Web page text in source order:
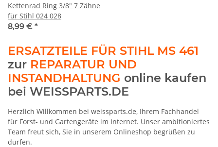
Kettenrad Ring 3/8" 7 Zähne
für Stihl 024 028
8,99 € *
ERSATZTEILE FÜR STIHL MS 461
zur REPARATUR UND
INSTANDHALTUNG online kaufen
bei WEISSPARTS.DE
Herzlich Willkommen bei weissparts.de, Ihrem Fachhandel
für Forst- und Gartengeräte im Internet. Unser ambitioniertes
Team freut sich, Sie in unserem Onlineshop begrüßen zu
dürfen.